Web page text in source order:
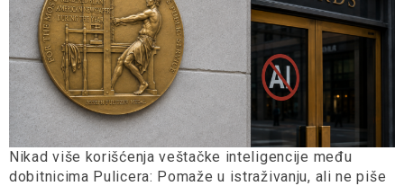
Nikad više korišćenja veštačke inteligencije među
dobitnicima Pulicera: Pomaže u istraživanju, ali ne piše